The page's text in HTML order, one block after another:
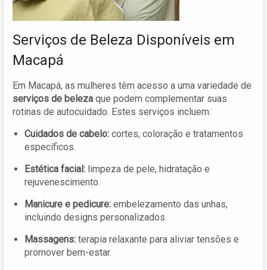
Serviços de Beleza Disponíveis em
Macapá
Em Macapá, as mulheres têm acesso a uma variedade de
serviços de beleza que podem complementar suas
rotinas de autocuidado. Estes serviços incluem:
Cuidados de cabelo: cortes, coloração e tratamentos
específicos.
Estética facial: limpeza de pele, hidratação e
rejuvenescimento.
Manicure e pedicure: embelezamento das unhas,
incluindo designs personalizados.
Massagens: terapia relaxante para aliviar tensões e
promover bem-estar.